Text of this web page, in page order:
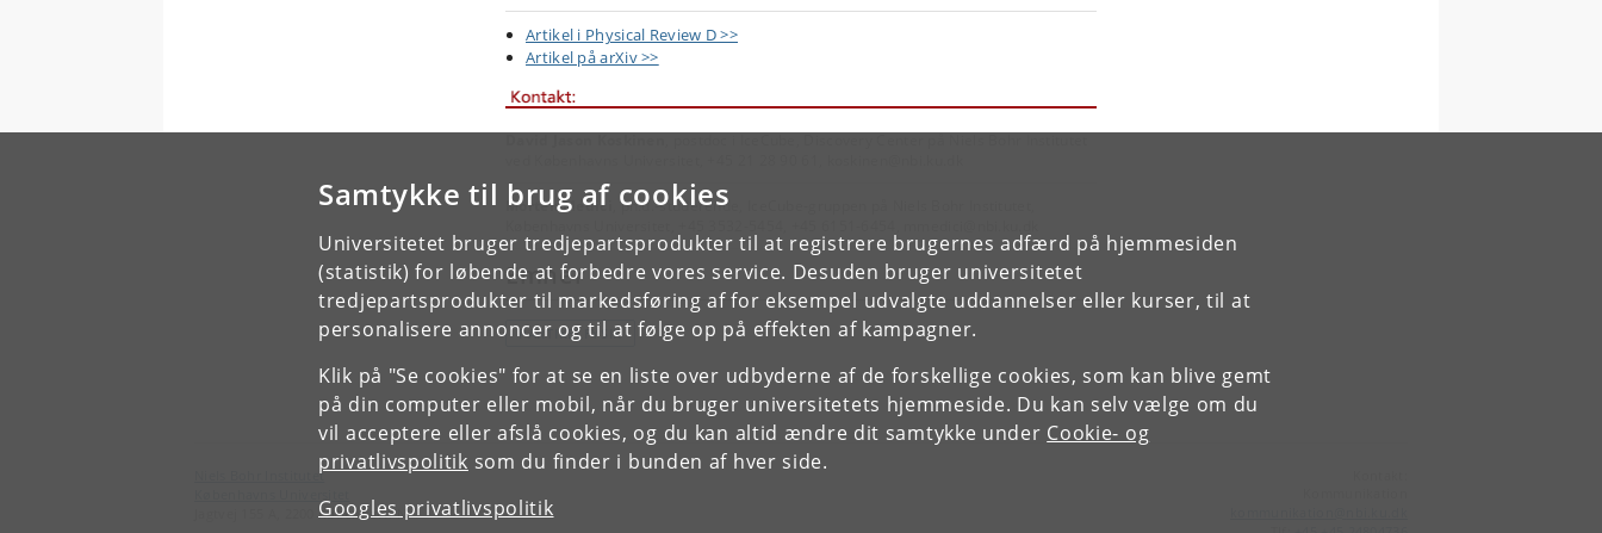
Samtykke til brug af cookies
Universitetet bruger tredjepartsprodukter til at registrere brugernes adfærd på hjemmesiden
(statistik) for løbende at forbedre vores service. Desuden bruger universitetet
tredjepartsprodukter til markedsføring af for eksempel udvalgte uddannelser eller kurser, til at
personalisere annoncer og til at følge op på effekten af kampagner.
Klik på "Se cookies" for at se en liste over udbyderne af de forskellige cookies, som kan blive gemt
på din computer eller mobil, når du bruger universitetets hjemmeside. Du kan selv vælge om du
vil acceptere eller afslå cookies, og du kan altid ændre dit samtykke under Cookie- og
privatlivspolitik som du finder i bunden af hver side.
Googles privatlivspolitik
Artikel i Physical Review D >>
Artikel på arXiv >>
Morten Medici
, ph.d.-studerende, IceCube-gruppen på Niels Bohr Institutet,
Emner
PARTIKELFYSIK
Niels Bohr Institutet
Jagtvej 155 A, 2200 København N.